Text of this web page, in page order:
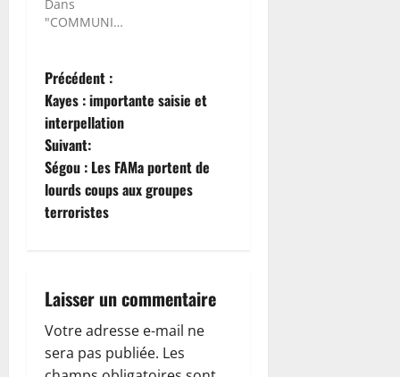
Dans
"COMMUNIQUE"
N
a
v
i
t
i
Précédent :
Kayes : importante saisie et
interpellation
Suivant:
Ségou : Les FAMa portent de
lourds coups aux groupes
terroristes
Laisser un commentaire
Votre adresse e-mail ne
sera pas publiée. Les